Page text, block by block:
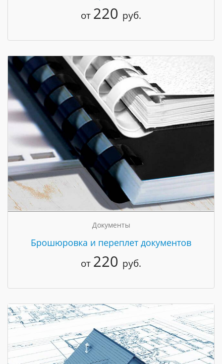
от 220 руб.
Документы
Брошюровка и переплет документов
от 220 руб.